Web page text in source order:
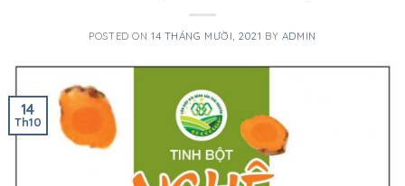
POSTED ON 14 THÁNG MƯỜI, 2021 BY ADMIN
14
Th10